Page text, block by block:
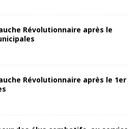
Révolutionnaire après le
Révolutionnaire après le 1er